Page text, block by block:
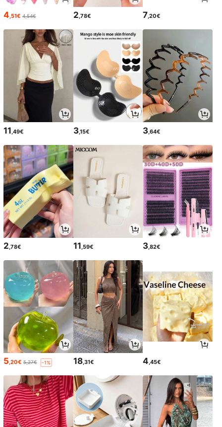
4,51€ 4,54€ 2,78€ 7,20€
11 ,49€ 3,15€ 3 ,64€
2 ,78€ 11 ,59€ 3 ,82€
5,20€ 5,27€ -1% 18,31€ 4,45€